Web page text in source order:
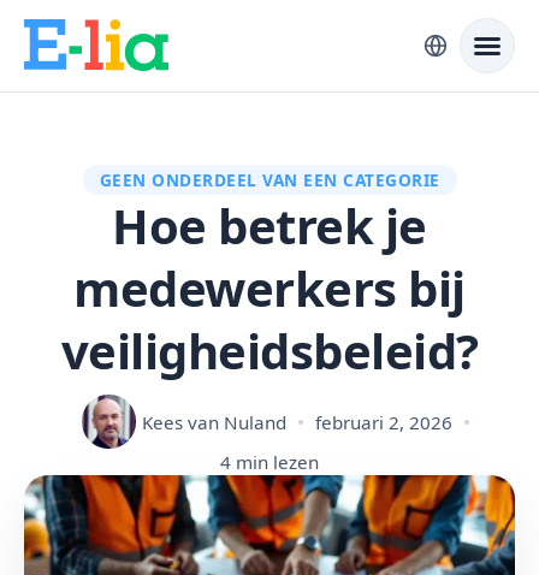
GEEN ONDERDEEL VAN EEN CATEGORIE
Hoe betrek je
medewerkers bij
veiligheidsbeleid?
Kees van Nuland
februari 2, 2026
4 min lezen